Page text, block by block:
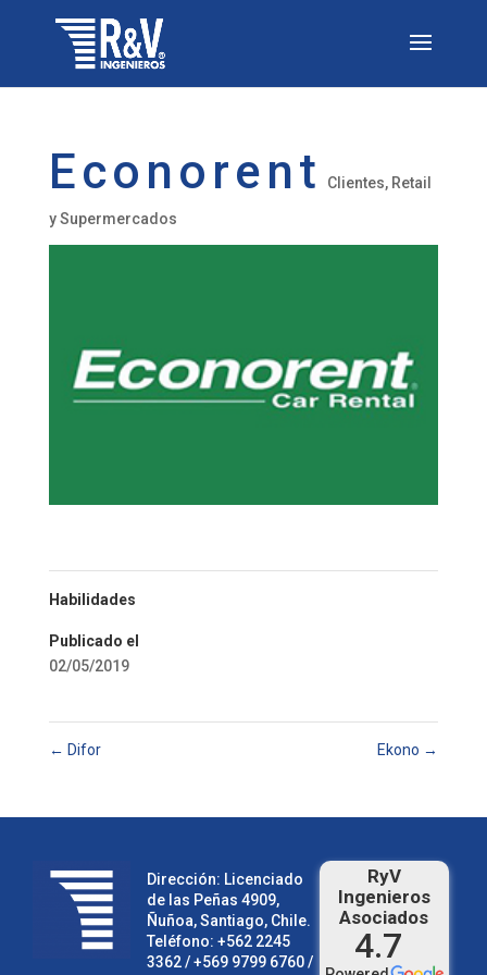
Econorent Clientes, Retail
y Supermercados
Habilidades
Publicado el
02/05/2019
← Difor Ekono →
Dirección: Licenciado
de las Peñas 4909,
Ñuñoa, Santiago, Chile.
Teléfono: +562 2245
3362/ +569 9799 6760 /
RyV
Ingenieros
Asociados
4.7